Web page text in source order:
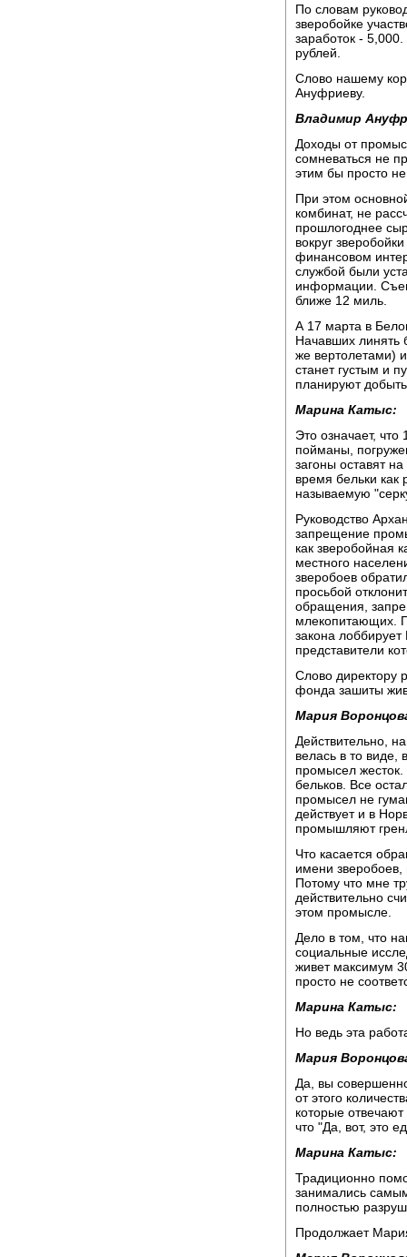
По словам
зверобойке
заработок -
рублей.
Слово нашему
Ануфриеву.
Владимир
Доходы от
сомневаться не
этим бы просто
При этом
комбинат, не
прошлогоднее
вокруг
финансовом
службой были
информации.
ближе 12 миль.
А 17 марта в
Начавших линять
же вертолетами)
станет густым и
планируют
Марина Катыс:
Это означает,
пойманы,
загоны оставят
время бельки как
называемую
Руководство
запрещение
как зверобойная
местного
зверобоев
просьбой
обращения,
млекопитающих.
закона
представители
Слово директору
фонда зашиты
Мария
Действительно,
велась в то виде,
промысел жесток.
бельков. Все
промысел не
действует и в
промышляют
Что касается
имени
Потому что мне
действительно
этом промысле.
Дело в том, что
социальные
живет максимум
просто не
Марина Катыс:
Но ведь эта
Мария
Да, вы
от этого
которые
что "Да, вот, это
Марина Катыс:
Традиционно
занимались
полностью
Продолжает